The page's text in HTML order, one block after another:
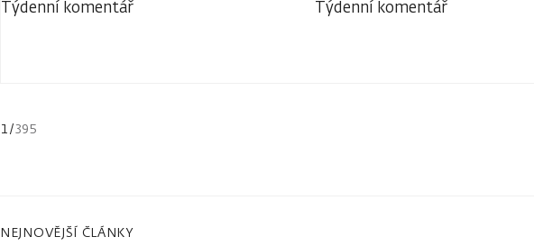
Týdenní komentář Týdenní komentář
1 /395
NEJNOVĚJŠÍ ČLÁNKY